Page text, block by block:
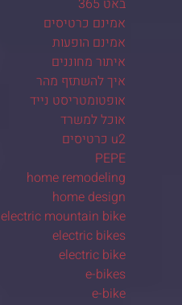
באט 365
אמינם כרטיסים
אמינם הופעות
איתור מחוננים
איך להשתזף מהר
אופטומטריסט נייד
אוכל למשרד
u2 כרטיסים
PEPE
home remodeling
home design
electric mountain bike
electric bikes
electric bike
e-bikes
e-bike